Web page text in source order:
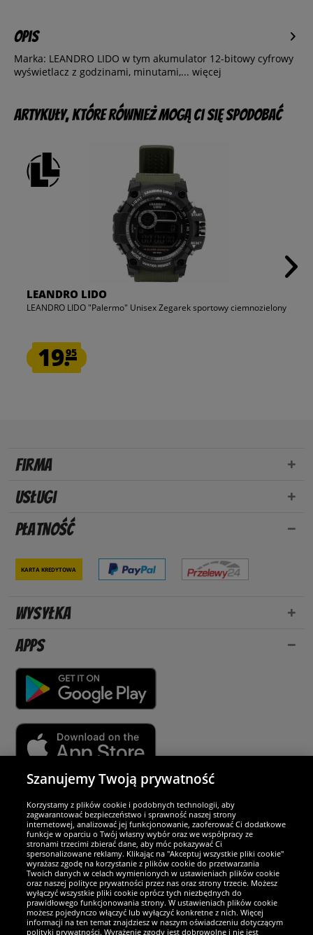
Opis
Marka: LEANDRO LIDO w tym akumulator 12-bitowy cyfrowy
wyświetlacz z godzinami, minutami,... więcej
Artykuły, które również mogą Ci się spodobać
LEANDRO LIDO
LEANDRO LIDO "Palermo" Unisex Zegarek sportowy ciemnozielony
19.95
Firma
Usługi
Płatność
Karta kredytowa
Wysyłka
Apps
Partnerzy i bezpieczeństwo
Jesteśmy wyjątkowi
Szanujemy Twoją prywatność
Korzystamy z plików cookie i podobnych technologii, aby
zagwarantować bezpieczeństwo i sprawność naszej strony
internetowej, analizować jej funkcjonowanie, zaoferować Ci dodatkowe
funkcje w oparciu o Twój własny wybór oraz we współpracy ze
stronami trzecimi zbierać dane, aby móc pokazywać Ci
spersonalizowane reklamy. Klikając na "Akceptuj wszystkie pliki cookie"
wyrażasz zgodę na korzystanie z plików cookie do przetwarzania
Twoich danych w celach wymienionych w ustawieniach plików cookie
oraz naszej polityce prywatności przez nas oraz strony trzecie. Możesz
wyłączyć wszystkie pliki cookie oprócz tych niezbędnych do
prawidłowego funkcjonowania strony. W ustawieniach plików cookie
możesz pojedynczo włączyć lub wyłączyć konkretne z nich. Więcej
informacji na ten temat znajdziesz w naszym oświadczeniu dotyczącym
polityki prywatności. Wyrażenie zgody jest dobrowolne i nie jest